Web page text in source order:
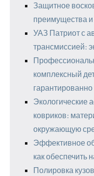
Защитное
преимущества и
УАЗ Патриот с
трансмиссией:
комплексный
гарантированно
Экологические
ковриков:
окружающую
Эффективное
как обеспечить
Полировка